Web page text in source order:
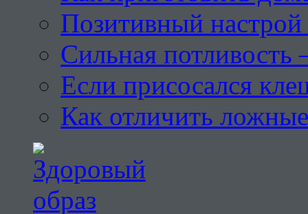
Позитивный настрой
Сильная потливость
Если присосался
Как отличить